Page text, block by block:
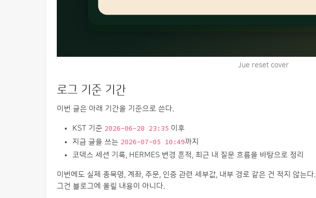
Jue reset cover
로그 기준 기간
이번 글은 아래 기간을 기준으로 쓴다.
KST 기준 2026-06-28 23:35 이후
지금 글을 쓰는 2026-07-05 10:49까지
코덱스 세션 기록, HERMES 변경 흔적, 최근 내 질문 흐름을 바탕으로 정리
이번에도 실제 종목명, 계좌, 주문, 인증 관련 세부값, 내부 경로 같은 건 적지 않는다.
그건 블로그에 올릴 내용이 아니다.